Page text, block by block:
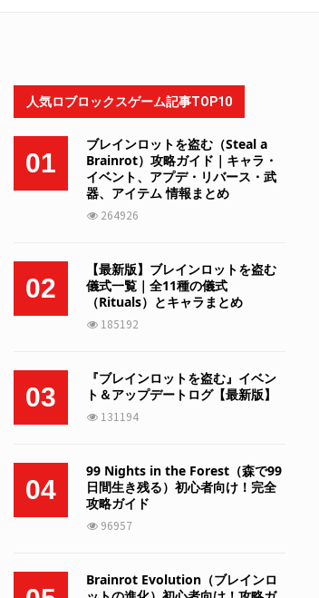
人気ロブロックスゲーム記事TOP10
01
ブレインロットを盗む（Steal a
Brainrot）攻略ガイド｜キャラ・
イベント、アプデ・リバース・武
器、アイテム 情報まとめ
264926
02
【最新版】ブレインロットを盗む
儀式一覧｜全11種の儀式
（Rituals）とキャラまとめ
185192
03
『ブレインロットを盗む』イベン
ト＆アップデートログ【最新版】
131194
04
99 Nights in the Forest（森で99
日間生き残る）初心者向け！完全
攻略ガイド
96957
Brainrot Evolution（ブレインロ